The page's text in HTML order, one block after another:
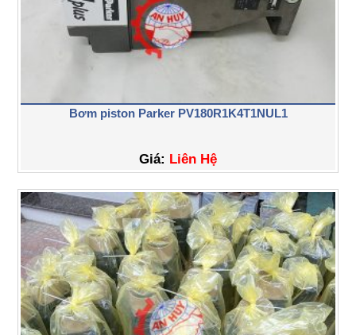
Bơm piston Parker PV180R1K4T1NUL1
Giá: Liên Hệ